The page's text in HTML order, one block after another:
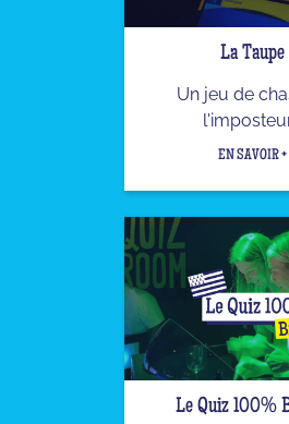
La Taupe
Un jeu de
EN SAVOIR +
Le Quiz 100%